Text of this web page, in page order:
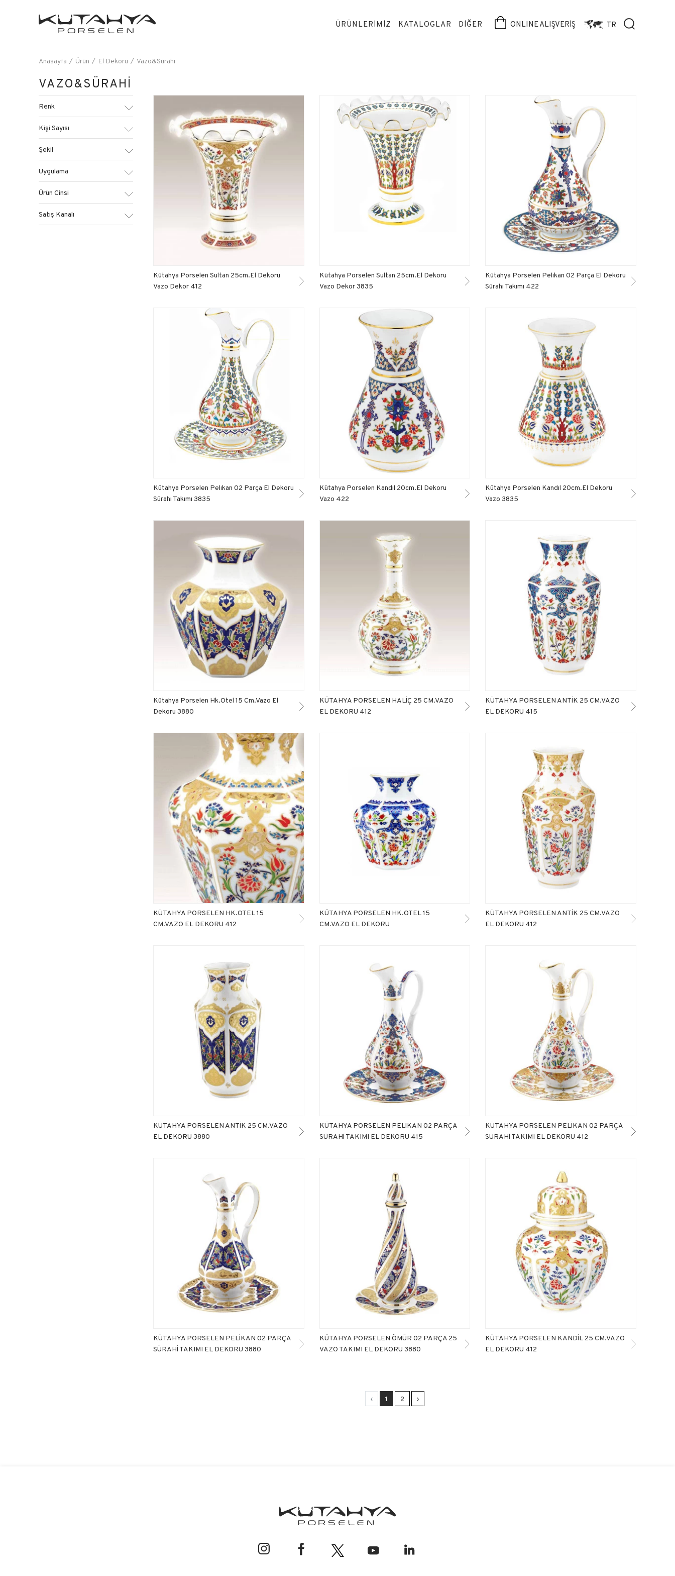
ÜRÜNLERİMİZ KATALOGLAR DİĞER ONLINE ALIŞVERİŞ TR
Anasayfa Ürün El Dekoru Vazo&Sürahi
VAZO&SÜRAHİ
Renk
Kişi Sayısı
Şekil
Uygulama
Ürün Cinsi
Satış Kanalı
Kütahya Porselen Sultan 25cm.El Dekoru
Vazo Dekor 412
Kütahya Porselen Sultan 25cm.El Dekoru
Vazo Dekor 3835
Kütahya Porselen Pelıkan 02 Parça El Dekoru
Sürahı Takımı 422
Kütahya Porselen Pelıkan 02 Parça El Dekoru
Sürahı Takımı 3835
Kütahya Porselen Kandıl 20cm.El Dekoru
Vazo 422
Kütahya Porselen Kandıl 20cm.El Dekoru
Vazo 3835
Kütahya Porselen Hk.Otel 15 Cm.Vazo El
Dekoru 3880
KÜTAHYA PORSELEN HALİÇ 25 CM.VAZO
EL DEKORU 412
KÜTAHYA PORSELEN ANTİK 25 CM.VAZO
EL DEKORU 415
KÜTAHYA PORSELEN HK.OTEL 15
CM.VAZO EL DEKORU 412
KÜTAHYA PORSELEN HK.OTEL 15
CM.VAZO EL DEKORU
KÜTAHYA PORSELEN ANTİK 25 CM.VAZO
EL DEKORU 412
KÜTAHYA PORSELEN ANTİK 25 CM.VAZO
EL DEKORU 3880
KÜTAHYA PORSELEN PELİKAN 02 PARÇA
SÜRAHİ TAKIMI EL DEKORU 415
KÜTAHYA PORSELEN PELİKAN 02 PARÇA
SÜRAHİ TAKIMI EL DEKORU 412
KÜTAHYA PORSELEN PELİKAN 02 PARÇA
SÜRAHİ TAKIMI EL DEKORU 3880
KÜTAHYA PORSELEN ÖMÜR 02 PARÇA 25
VAZO TAKIMI EL DEKORU 3880
KÜTAHYA PORSELEN KANDİL 25 CM.VAZO
EL DEKORU 412
‹ 1 2 ›